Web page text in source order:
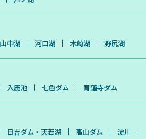
山中湖 河口湖 木崎湖 野尻湖
入鹿池 七色ダム 青蓮寺ダム
日吉ダム・天若湖 高山ダム
淀川